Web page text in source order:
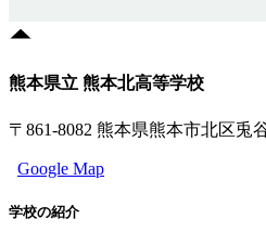
熊本県立 熊本北高等学校
〒861-8082 熊本県熊本市北区兎
Google Map
学校の紹介